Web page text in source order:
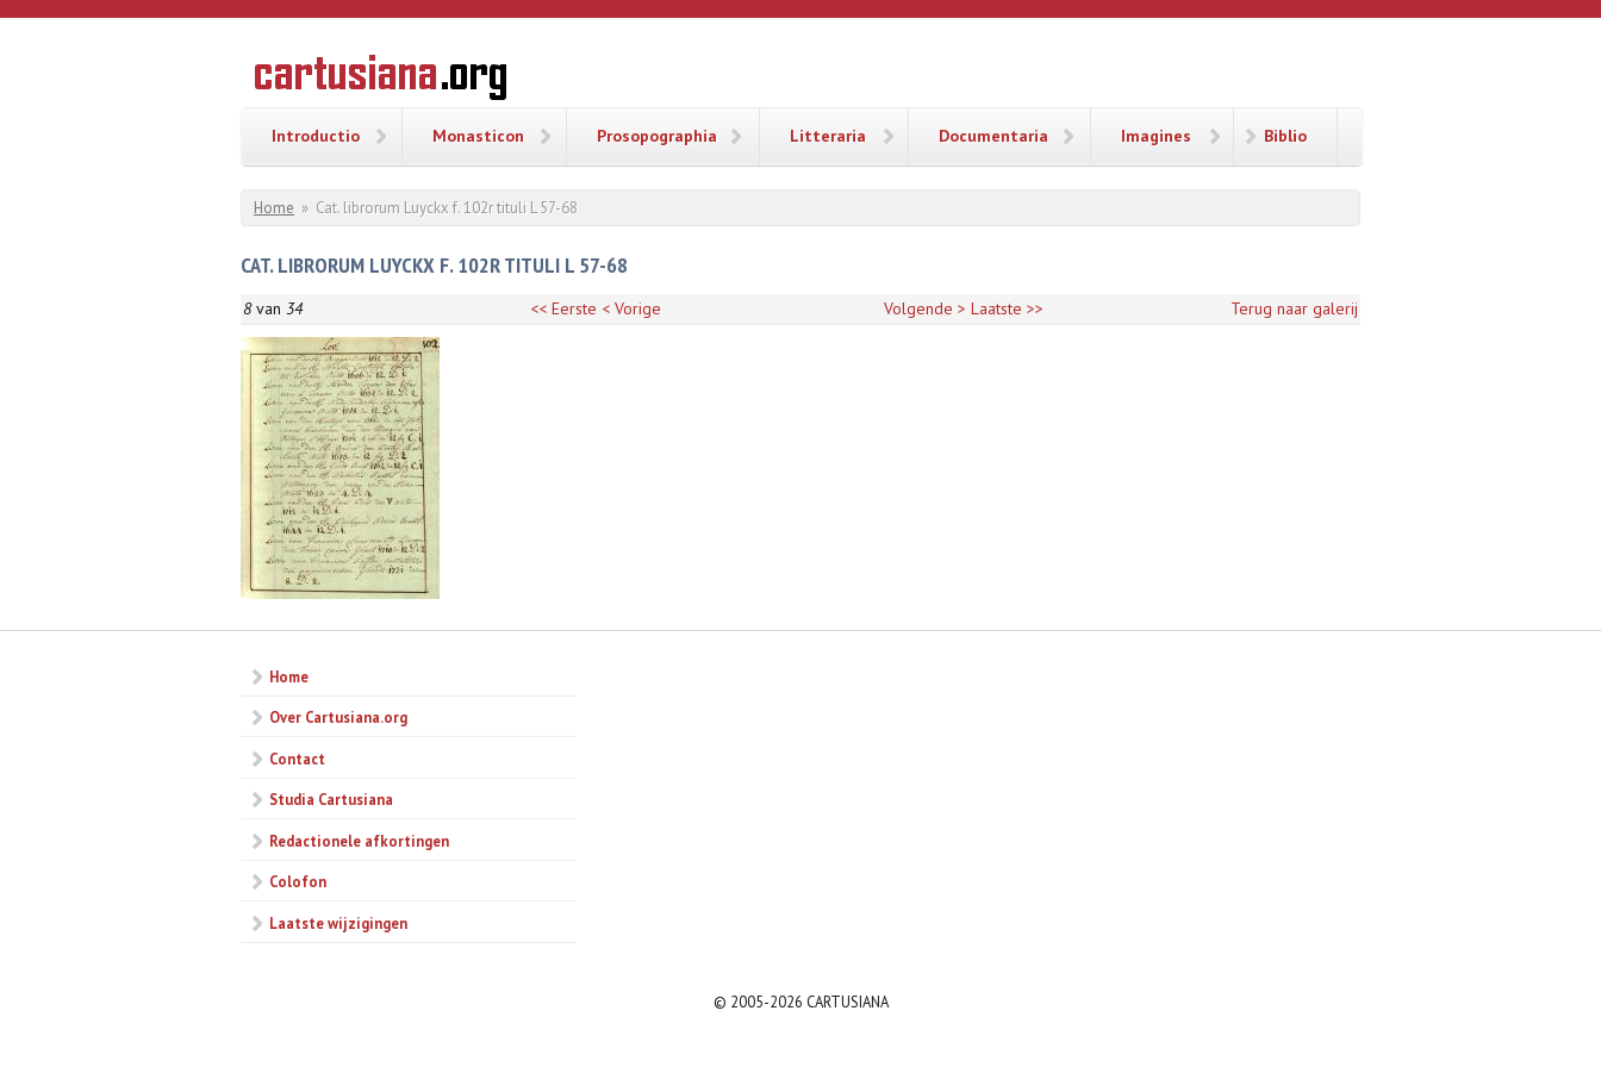
Overslaan en naar de inhoud gaan
CARTUSIANA
Geschiedenis
van de
Introductio Monasticon Prosopographia Litteraria Documentaria Imagines Biblio
U bent hier
Home » Cat. librorum Luyckx f. 102r tituli L 57-68
CAT. LIBRORUM LUYCKX F. 102R TITULI L 57-68
8van 34 << Eerste < Vorige Volgende > Laatste >> Terug naar galerij
Home
Over Cartusiana.org
Contact
Studia Cartusiana
Redactionele afkortingen
Colofon
Laatste wijzigingen
© 2005-2026 CARTUSIANA